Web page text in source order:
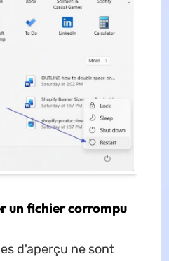
un fichier corrompu
d'aperçu ne sont